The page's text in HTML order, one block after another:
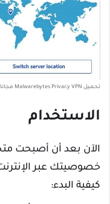
تحميل Malwarebytes Privacy VPN مجانا 2026 لحماية خصوصيتك
الاستخدام
الآن بعد أن أصبحت
خصوصيتك عبر
كيفية البدء: